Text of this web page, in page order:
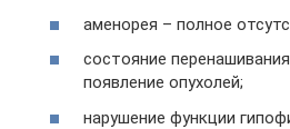
аменорея – полное
состояние
появление опухолей;
нарушение функции